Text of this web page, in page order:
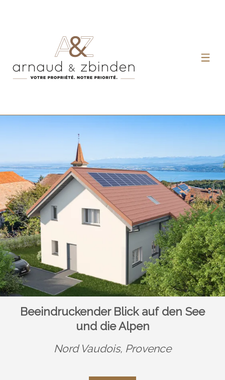
Beeindruckender Blick auf den See
und die Alpen
Nord Vaudois, Provence